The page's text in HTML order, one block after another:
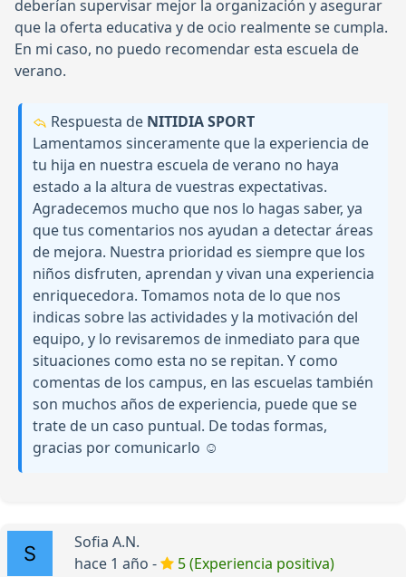
deberían supervisar mejor la organización y asegurar
que la oferta educativa y de ocio realmente se cumpla.
En mi caso, no puedo recomendar esta escuela de
verano.
Respuesta de NITIDIA SPORT
Lamentamos sinceramente que la experiencia de
tu hija en nuestra escuela de verano no haya
estado a la altura de vuestras expectativas.
Agradecemos mucho que nos lo hagas saber, ya
que tus comentarios nos ayudan a detectar áreas
de mejora. Nuestra prioridad es siempre que los
niños disfruten, aprendan y vivan una experiencia
enriquecedora. Tomamos nota de lo que nos
indicas sobre las actividades y la motivación del
equipo, y lo revisaremos de inmediato para que
situaciones como esta no se repitan. Y como
comentas de los campus, en las escuelas también
son muchos años de experiencia, puede que se
trate de un caso puntual. De todas formas,
gracias por comunicarlo ☺️
Sofia A.N.
hace 1 año -
5 (Experiencia positiva)